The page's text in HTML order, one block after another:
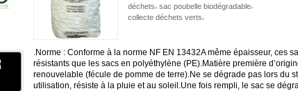
déchets sac poubelle biodégradable,
collecte déchets verts
.Norme : Conforme à la norme NF EN 13432A même épaisseur, ces
résistants que les sacs en polyéthylène (PE).Matière première
renouvelable (fécule de pomme de terre).Ne se dégrade pas lors du
utilisation, résiste à la pluie et au soleil.Une fois rempli, le sac se